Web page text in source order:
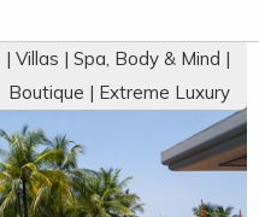
Villas | Spa, Body & Mind |
Boutique | Extreme Luxury